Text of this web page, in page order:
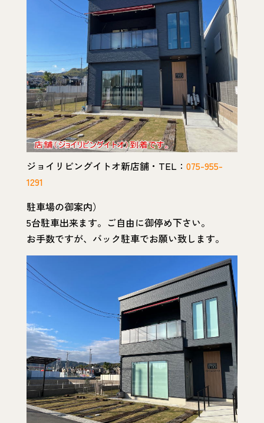
ジョイリビングイトオ新店舗・TEL： 075-955-
1291
駐車場の御案内）
5台駐車出来ます。ご自由に御停め下さい。
お手数ですが、バック駐車でお願い致します。